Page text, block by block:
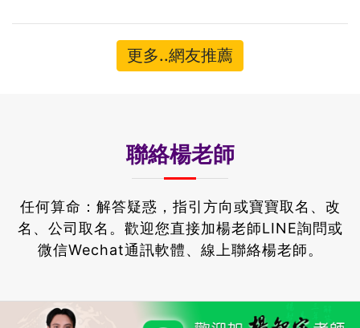
更多..網友推薦
聯絡楊老師
任何算命：解答疑惑，指引方向或寶寶取名、改
名、公司取名。 歡迎您直接加楊老師LINE詢問或
微信Wechat通訊軟體、線上聯絡楊老師。